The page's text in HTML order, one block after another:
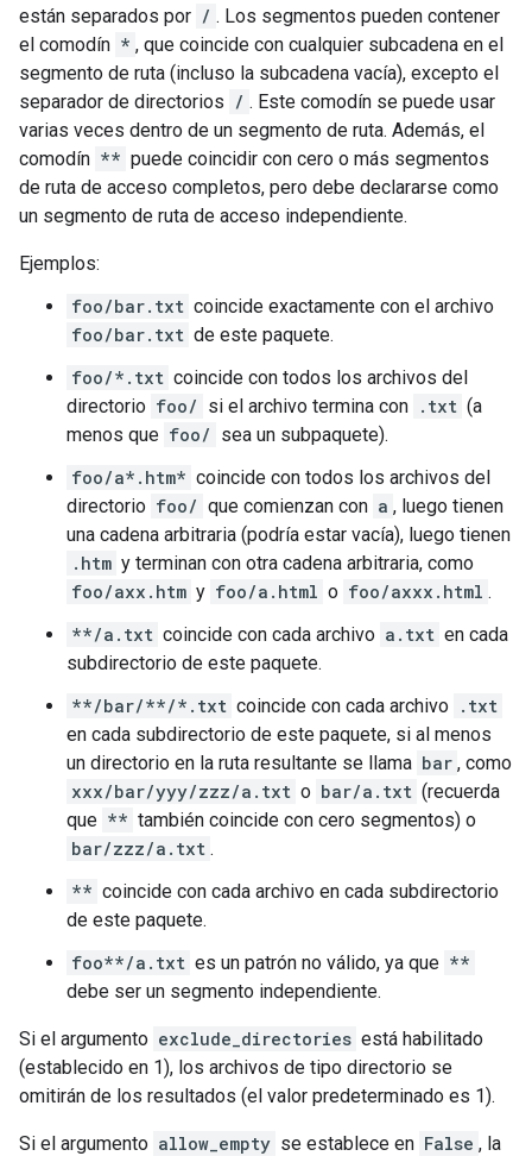
están separados por / . Los segmentos pueden contener
el comodín * , que coincide con cualquier subcadena en el
segmento de ruta (incluso la subcadena vacía), excepto el
separador de directorios / . Este comodín se puede usar
varias veces dentro de un segmento de ruta. Además, el
comodín ** puede coincidir con cero o más segmentos
de ruta de acceso completos, pero debe declararse como
un segmento de ruta de acceso independiente.
Ejemplos:
foo/bar.txt coincide exactamente con el archivo
foo/bar.txt de este paquete.
foo/*.txt coincide con todos los archivos del
directorio foo/ si el archivo termina con .txt (a
menos que foo/ sea un subpaquete).
foo/a*.htm* coincide con todos los archivos del
directorio foo/ que comienzan con a , luego tienen
una cadena arbitraria (podría estar vacía), luego tienen
.htm y terminan con otra cadena arbitraria, como
foo/axx.htm y foo/a.html o foo/axxx.html .
**/a.txt coincide con cada archivo a.txt en cada
subdirectorio de este paquete.
**/bar/**/*.txt coincide con cada archivo .txt
en cada subdirectorio de este paquete, si al menos
un directorio en la ruta resultante se llama bar , como
xxx/bar/yyy/zzz/a.txt o bar/a.txt (recuerda
que ** también coincide con cero segmentos) o
bar/zzz/a.txt .
** coincide con cada archivo en cada subdirectorio
de este paquete.
foo**/a.txt es un patrón no válido, ya que **
debe ser un segmento independiente.
Si el argumento exclude_directories está habilitado
(establecido en 1), los archivos de tipo directorio se
omitirán de los resultados (el valor predeterminado es 1).
Si el argumento allow_empty se establece en False , la